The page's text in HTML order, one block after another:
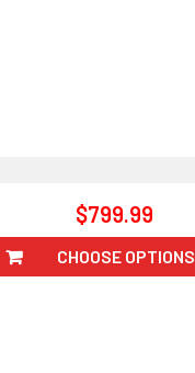
$799.99
CHOOSE OPTIONS